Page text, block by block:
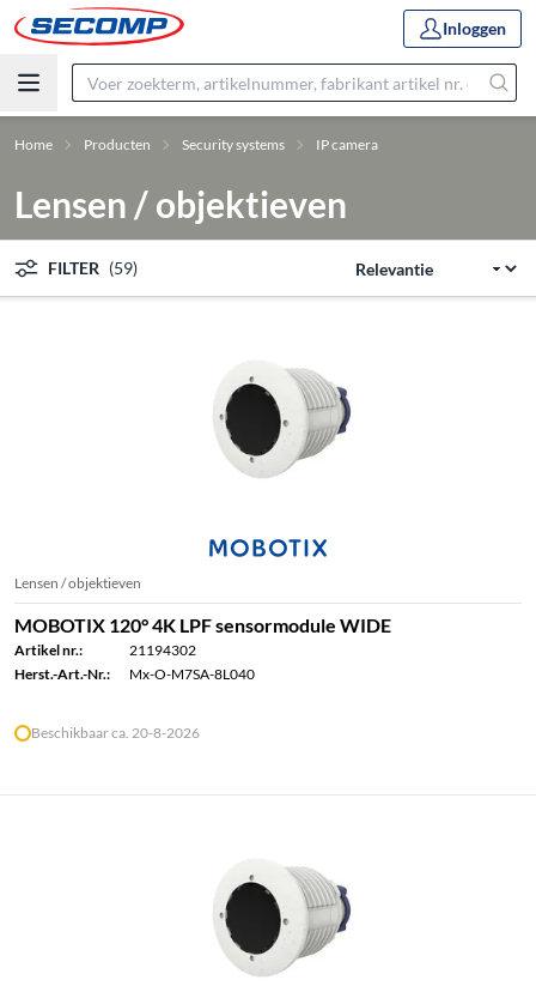
Inloggen
Home Producten Security systems IP camera
Lensen / objektieven
FILTER (59)
Lensen / objektieven
MOBOTIX 120° 4K LPF sensormodule WIDE
Artikel nr.:
21194302
Herst.-Art.-Nr.:
Mx-O-M7SA-8L040
Beschikbaar ca. 20-8-2026